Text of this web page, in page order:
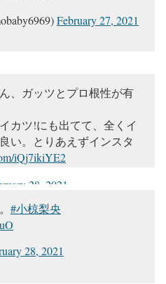
February 27, 2021
、ガッツとプロ根性が有
カツ!にも出てて、全くイ
い。とりあえずインスタ
iQj7ikiYE2
28, 2021
#小椋梨央
28, 2021